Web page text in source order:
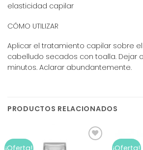
elasticidad capilar
CÓMO UTILIZAR
Aplicar el tratamiento capilar sobre
cabelludo secados con toalla. Dejar
minutos. Aclarar abundantemente.
PRODUCTOS RELACIONADOS
¡Oferta! ¡Oferta!